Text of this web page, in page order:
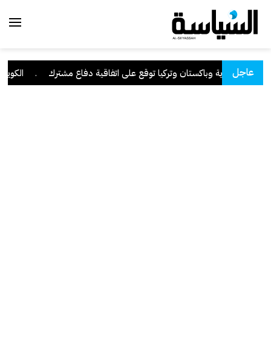
عاجل
السعودية وباكستان وتركيا توقع على اتفاقية دفاع مشترك الكويت